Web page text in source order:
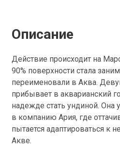
Описание
Действие происходит на
90% поверхности стала
переименовали в Аква.
прибывает в акварианский
надежде стать ундиной. Она
в компанию Ария, где
пытается адаптироваться к
Акве.